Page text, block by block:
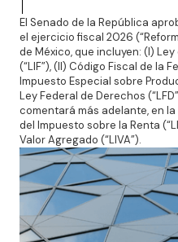
El Senado de la República
el ejercicio fiscal 2026
de México, que incluyen: (I)
(“LIF”), (II) Código Fiscal de la
Impuesto Especial sobre
Ley Federal de Derechos
comentará más adelante, en
del Impuesto sobre la Renta
Valor Agregado (“LIVA”).